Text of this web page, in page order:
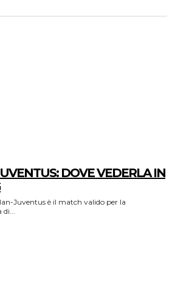
DOVE VEDERLA IN
Juventus è il match valido per la